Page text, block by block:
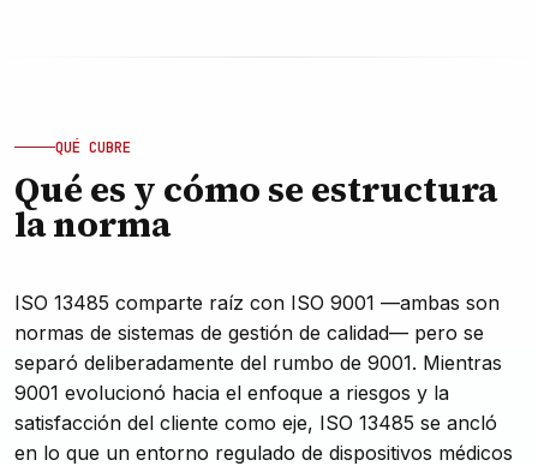
QUÉ CUBRE
Qué es y cómo se estructura
la norma
ISO 13485 comparte raíz con ISO 9001 —ambas son
normas de sistemas de gestión de calidad— pero se
separó deliberadamente del rumbo de 9001. Mientras
9001 evolucionó hacia el enfoque a riesgos y la
satisfacción del cliente como eje, ISO 13485 se ancló
en lo que un entorno regulado de dispositivos médicos